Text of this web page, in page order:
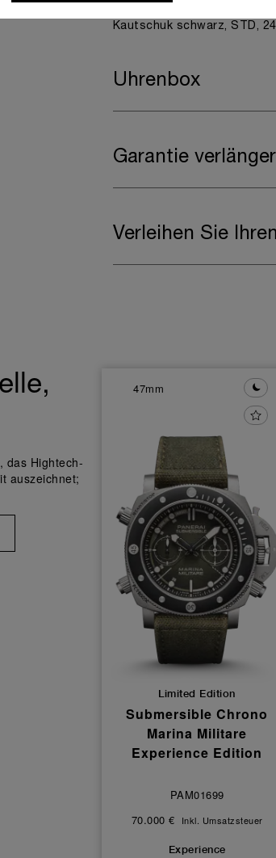
Kautschuk schwarz, STD,
Uhrenbox
Garantie
Verleihen Sie
das Hightech-
auszeichnet;
47mm
Limited Edition
Submersible Chrono
Marina Militare
Experience Edition
PAM01699
70.000 €
Inkl. Umsatzsteuer
Experience